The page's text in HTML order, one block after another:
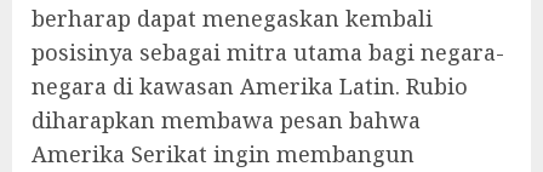
berharap dapat menegaskan kembali
posisinya sebagai mitra utama bagi negara-
negara di kawasan Amerika Latin. Rubio
diharapkan membawa pesan bahwa
Amerika Serikat ingin membangun